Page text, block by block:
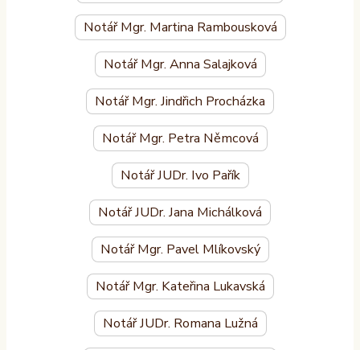
Notář Mgr. Martina Rambousková
Notář Mgr. Anna Salajková
Notář Mgr. Jindřich Procházka
Notář Mgr. Petra Němcová
Notář JUDr. Ivo Pařík
Notář JUDr. Jana Michálková
Notář Mgr. Pavel Mlíkovský
Notář Mgr. Kateřina Lukavská
Notář JUDr. Romana Lužná